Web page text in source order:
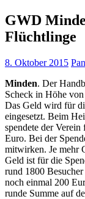
GWD
Flüchtlinge
8. Oktober 2015
Minden. Der
Scheck in Höhe
Das Geld wird für
eingesetzt. Beim
spendete der
Euro. Bei der
mitwirken. Je mehr
Geld ist für die
rund 1800
noch einmal 200
runde Summe auf